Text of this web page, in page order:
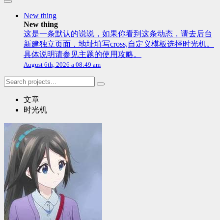
New thing
New thing
这是一条默认的说说，如果你看到这条动态，请去后台
新建独立页面，地址填写cross,自定义模板选择时光机。
具体说明请参见主题的使用攻略。
August 6th, 2026 a 08:49 am
文章
时光机